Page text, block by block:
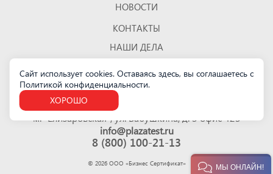
НОВОСТИ
КОНТАКТЫ
НАШИ ДЕЛА
КАРТА САЙТА
Санкт-Петербург
м. "Елизаровская", ул. Бабушкина, д. 3 офис 423
info@plazatest.ru
8 (800) 100-21-13
© 2026ООО «Бизнес Cертификат»
Сайт использует cookies. Оставаясь здесь, вы соглашаетесь с
Политикой конфиденциальности.
ХОРОШО
МЫ ОНЛАЙН!